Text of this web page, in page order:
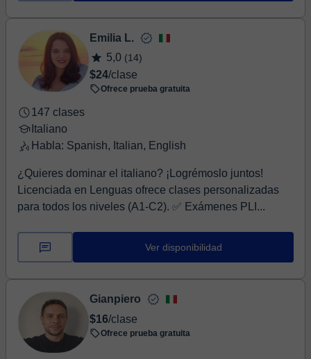
Emilia L.
5,0 (14)
$24/clase
Ofrece prueba gratuita
147 clases
Italiano
Habla: Spanish, Italian, English
​¿Quieres dominar el italiano? ¡Logrémoslo juntos! ​
Licenciada en Lenguas ofrece clases personalizadas
para todos los niveles (A1-C2). ​✅ Exámenes PLI...
Ver disponibilidad
Gianpiero
$16/clase
Ofrece prueba gratuita